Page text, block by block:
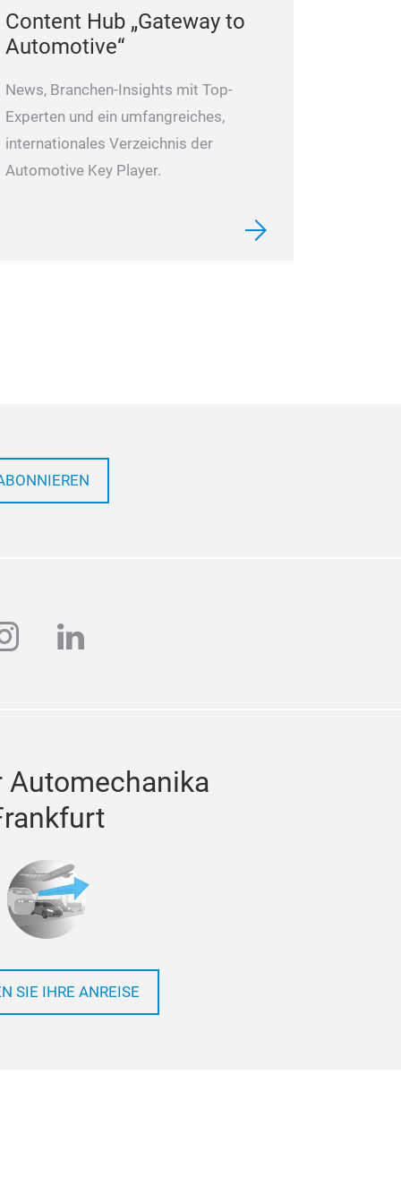
Content Hub „Gateway to
Automotive“
News, Branchen-Insights mit Top-
Experten und ein umfangreiches,
internationales Verzeichnis der
Automotive Key Player.
linkedin
Automechanika
SIE IHRE ANREISE